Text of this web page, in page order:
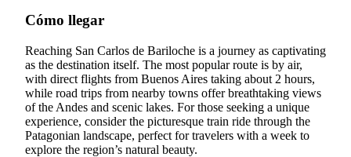
Cómo llegar
Reaching San Carlos de Bariloche is a journey as captivating
as the destination itself. The most popular route is by air,
with direct flights from Buenos Aires taking about 2 hours,
while road trips from nearby towns offer breathtaking views
of the Andes and scenic lakes. For those seeking a unique
experience, consider the picturesque train ride through the
Patagonian landscape, perfect for travelers with a week to
explore the region’s natural beauty.